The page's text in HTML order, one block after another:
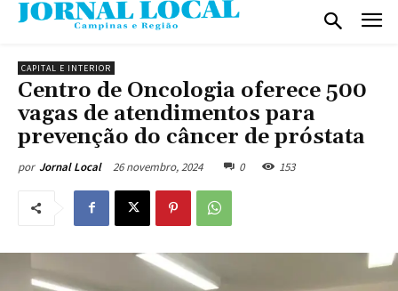
CAPITAL E INTERIOR
Centro de Oncologia oferece 500
vagas de atendimentos para
prevenção do câncer de próstata
por Jornal Local 26 novembro, 2024 0 153